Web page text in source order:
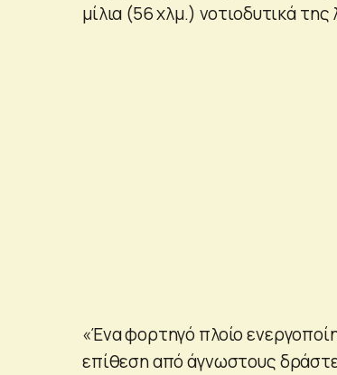
μίλια (56 χλμ.) νοτιοδυτικά
«Ένα φορτηγό πλοίο
επίθεση από άγνωστους